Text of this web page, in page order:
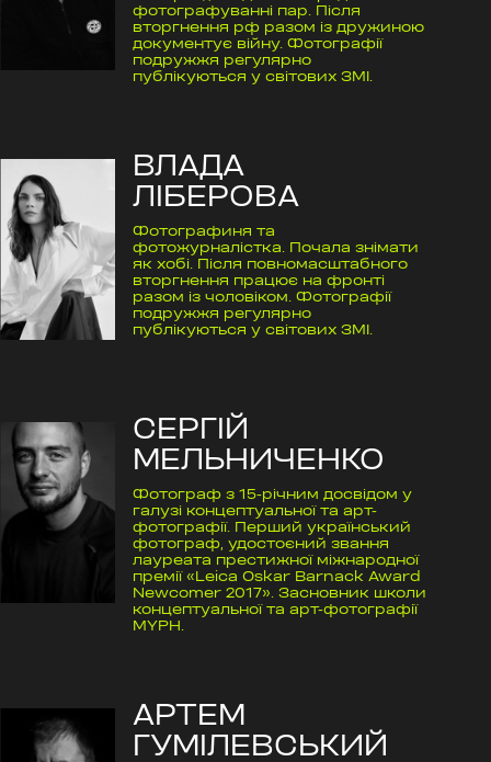
фотографуванні пар. Після
вторгнення рф разом із дружиною
документує війну. Фотографії
подружжя регулярно
публікуються у світових ЗМІ.
ВЛАДА
ЛІБЕРОВА
Фотографиня та
фотожурналістка. Почала знімати
як хобі. Після повномасштабного
вторгнення працює на фронті
разом із чоловіком. Фотографії
подружжя регулярно
публікуються у світових ЗМІ.
СЕРГІЙ
МЕЛЬНИЧЕНКО
Фотограф з 15-річним досвідом у
галузі концептуальної та арт-
фотографії. Перший український
фотограф, удостоєний звання
лауреата престижної міжнародної
премії «Leica Oskar Barnack Award
Newcomer 2017». Засновник школи
концептуальної та арт-фотографії
MYPH.
АРТЕМ
ГУМІЛЕВСЬКИЙ